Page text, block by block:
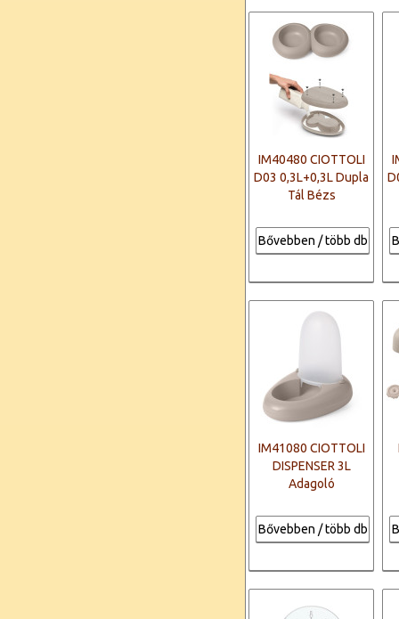
IM40480 CIOTTOLI
D03 0,3L+0,3L Dupla
Tál Bézs
Bővebben / több db
IM41080 CIOTTOLI
DISPENSER 3L
Adagoló
Bővebben / több db